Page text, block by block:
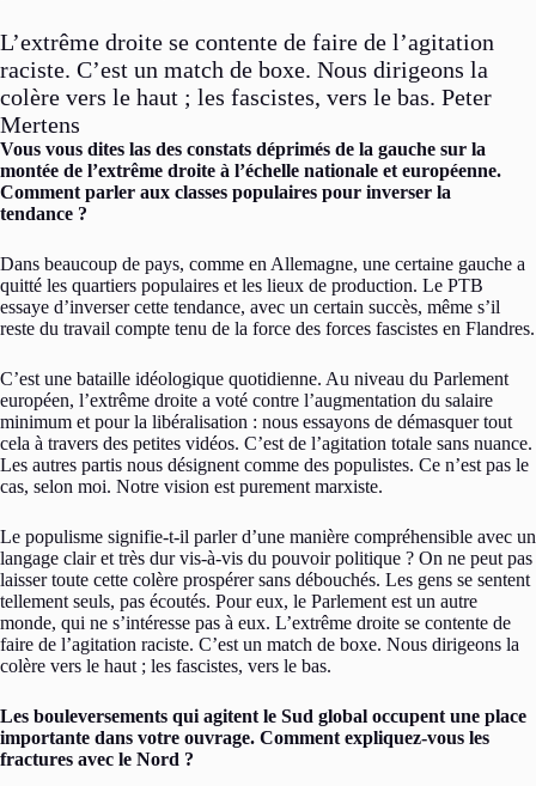
L’extrême droite se contente de faire de l’agitation
raciste. C’est un match de boxe. Nous dirigeons la
colère vers le haut ; les fascistes, vers le bas. Peter
Mertens
Vous vous dites las des constats déprimés de la gauche sur la
montée de l’extrême droite à l’échelle nationale et européenne.
Comment parler aux classes populaires pour inverser la
tendance ?
Dans beaucoup de pays, comme en Allemagne, une certaine gauche a
quitté les quartiers populaires et les lieux de production. Le PTB
essaye d’inverser cette tendance, avec un certain succès, même s’il
reste du travail compte tenu de la force des forces fascistes en Flandres.
C’est une bataille idéologique quotidienne. Au niveau du Parlement
européen, l’extrême droite a voté contre l’augmentation du salaire
minimum et pour la libéralisation : nous essayons de démasquer tout
cela à travers des petites vidéos. C’est de l’agitation totale sans nuance.
Les autres partis nous désignent comme des populistes. Ce n’est pas le
cas, selon moi. Notre vision est purement marxiste.
Le populisme signifie-t-il parler d’une manière compréhensible avec un
langage clair et très dur vis-à-vis du pouvoir politique ? On ne peut pas
laisser toute cette colère prospérer sans débouchés. Les gens se sentent
tellement seuls, pas écoutés. Pour eux, le Parlement est un autre
monde, qui ne s’intéresse pas à eux. L’extrême droite se contente de
faire de l’agitation raciste. C’est un match de boxe. Nous dirigeons la
colère vers le haut ; les fascistes, vers le bas.
Les bouleversements qui agitent le Sud global occupent une place
importante dans votre ouvrage. Comment expliquez-vous les
fractures avec le Nord ?